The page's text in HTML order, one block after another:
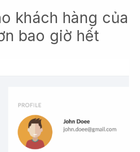
khách hàng của
bao giờ hết